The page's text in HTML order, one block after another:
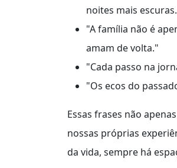
noites mais
"A família não é
amam de volta."
"Cada passo na
"Os ecos do
Essas frases não
nossas próprias
da vida, sempre há